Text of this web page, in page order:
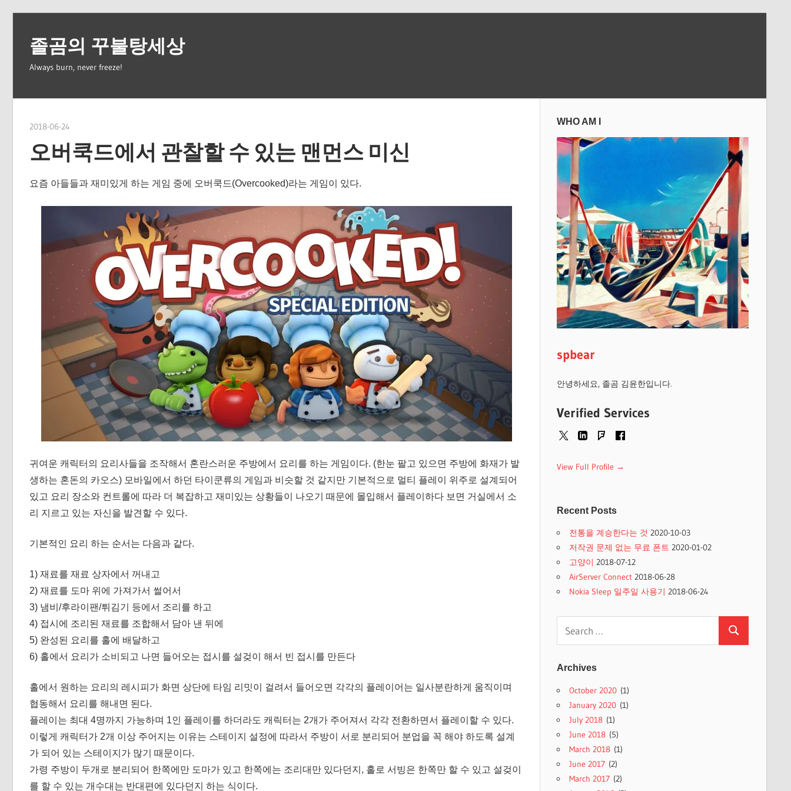
content졸곰의 꾸불탕세상
Always burn, never freeze!
2018-06-24
오버쿡드에서 관찰할 수 있는 맨먼스 미신
요즘 아들들과 재미있게 하는 게임 중에 오버쿡드(Overcooked)라는 게임이 있다.
귀여운 캐릭터의 요리사들을 조작해서 혼란스러운 주방에서 요리를 하는 게임이다. (한눈 팔고 있으면 주방에 화재가 발
생하는 혼돈의 카오스) 모바일에서 하던 타이쿤류의 게임과 비슷할 것 같지만 기본적으로 멀티 플레이 위주로 설계되어
있고 요리 장소와 컨트롤에 따라 더 복잡하고 재미있는 상황들이 나오기 때문에 몰입해서 플레이하다 보면 거실에서 소
리 지르고 있는 자신을 발견할 수 있다.
기본적인 요리 하는 순서는 다음과 같다.
1) 재료를 재료 상자에서 꺼내고
2) 재료를 도마 위에 가져가서 썰어서
3) 냄비/후라이팬/튀김기 등에서 조리를 하고
4) 접시에 조리된 재료를 조합해서 담아 낸 뒤에
5) 완성된 요리를 홀에 배달하고
6) 홀에서 요리가 소비되고 나면 들어오는 접시를 설겆이 해서 빈 접시를 만든다
홀에서 원하는 요리의 레시피가 화면 상단에 타임 리밋이 걸려서 들어오면 각각의 플레이어는 일사분란하게 움직이며
협동해서 요리를 해내면 된다.
플레이는 최대 4명까지 가능하며 1인 플레이를 하더라도 캐릭터는 2개가 주어져서 각각 전환하면서 플레이할 수 있다.
이렇게 캐릭터가 2개 이상 주어지는 이유는 스테이지 설정에 따라서 주방이 서로 분리되어 분업을 꼭 해야 하도록 설계
가 되어 있는 스테이지가 많기 때문이다.
가령 주방이 두개로 분리되어 한쪽에만 도마가 있고 한쪽에는 조리대만 있다던지, 홀로 서빙은 한쪽만 할 수 있고 설겆이
를 할 수 있는 개수대는 반대편에 있다던지 하는 식이다.
WHO AM I
spbear
안녕하세요, 졸곰 김윤한입니다.
Verified Services
View Full Profile →
Recent Posts
전통을 계승한다는 것 2020-10-03
저작권 문제 없는 무료 폰트 2020-01-02
고양이 2018-07-12
AirServer Connect 2018-06-28
Nokia Sleep 일주일 사용기 2018-06-24
for:
Search
Archives
October 2020(1)
January 2020(1)
July 2018(1)
June 2018(5)
March 2018(1)
June 2017(2)
March 2017(2)